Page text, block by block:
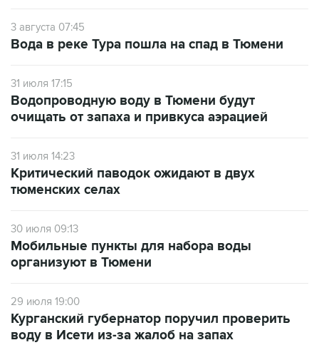
3 августа 07:45
Вода в реке Тура пошла на спад в Тюмени
31 июля 17:15
Водопроводную воду в Тюмени будут
очищать от запаха и привкуса аэрацией
31 июля 14:23
Критический паводок ожидают в двух
тюменских селах
30 июля 09:13
Мобильные пункты для набора воды
организуют в Тюмени
29 июля 19:00
Курганский губернатор поручил проверить
воду в Исети из-за жалоб на запах